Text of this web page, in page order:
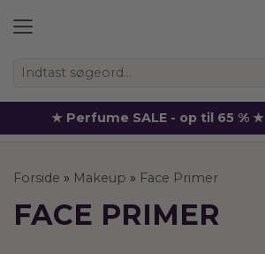
★ Perfume SALE - op til 65 % ★
Forside » Makeup » Face Primer
FACE PRIMER